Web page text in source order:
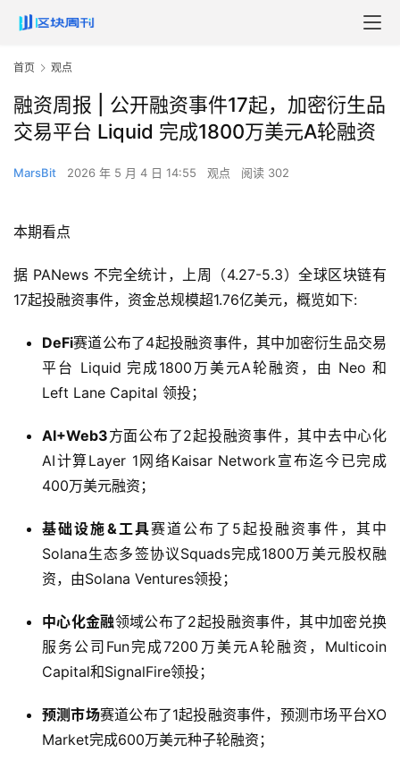
首页 观点
融资周报 | 公开融资事件17起，加密衍生品
交易平台 Liquid 完成1800万美元A轮融资
MarsBit 2026 年 5 月 4 日 14:55 观点 阅读 302
本期看点
据 PANews 不完全统计，上周（4.27-5.3）全球区块链有
17起投融资事件，资金总规模超1.76亿美元，概览如下:
DeFi赛道公布了4起投融资事件，其中加密衍生品交易
平台 Liquid 完成1800万美元A轮融资，由 Neo 和
Left Lane Capital 领投；
AI+Web3方面公布了2起投融资事件，其中去中心化
AI计算Layer 1网络Kaisar Network宣布迄今已完成
400万美元融资；
基础设施&工具赛道公布了5起投融资事件，其中
Solana生态多签协议Squads完成1800万美元股权融
资，由Solana Ventures领投；
中心化金融领域公布了2起投融资事件，其中加密兑换
服务公司Fun完成7200万美元A轮融资，Multicoin
Capital和SignalFire领投；
预测市场赛道公布了1起投融资事件，预测市场平台XO
Market完成600万美元种子轮融资；